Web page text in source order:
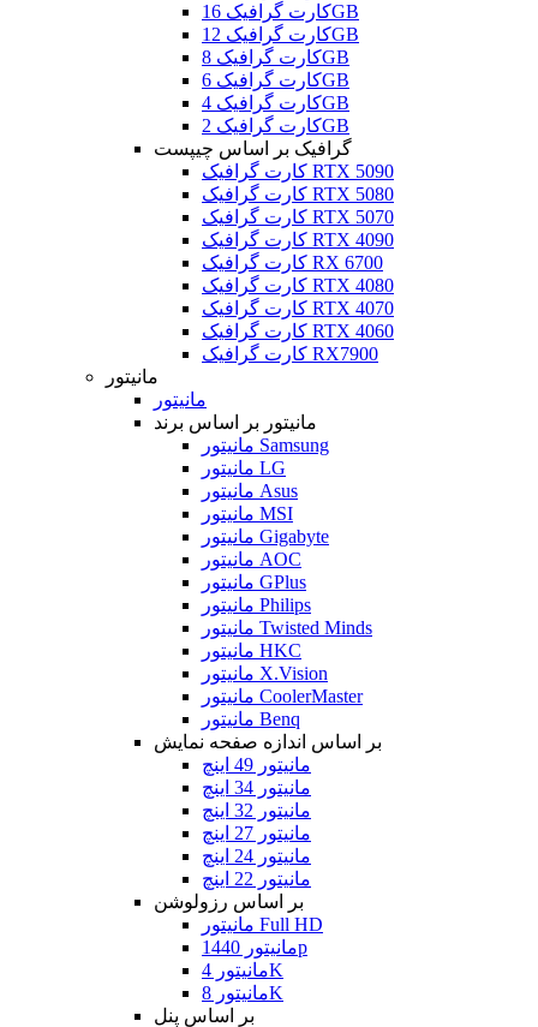
کارت گرافیک 16GB
کارت گرافیک 12GB
کارت گرافیک 8GB
کارت گرافیک 6GB
کارت گرافیک 4GB
کارت گرافیک 2GB
گرافیک بر اساس چیپست
کارت گرافیک RTX 5090
کارت گرافیک RTX 5080
کارت گرافیک RTX 5070
کارت گرافیک RTX 4090
کارت گرافیک RX 6700
کارت گرافیک RTX 4080
کارت گرافیک RTX 4070
کارت گرافیک RTX 4060
کارت گرافیک RX7900
مانیتور
مانیتور
مانیتور بر اساس برند
مانیتور Samsung
مانیتور LG
مانیتور Asus
مانیتور MSI
مانیتور Gigabyte
مانیتور AOC
مانیتور GPlus
مانیتور Philips
مانیتور Twisted Minds
مانیتور HKC
مانیتور X.Vision
مانیتور CoolerMaster
مانیتور Benq
بر اساس اندازه صفحه نمایش
مانیتور 49 اینچ
مانیتور 34 اینچ
مانیتور 32 اینچ
مانیتور 27 اینچ
مانیتور 24 اینچ
مانیتور 22 اینچ
بر اساس رزولوشن
مانیتور Full HD
مانیتور 1440p
مانیتور 4K
مانیتور 8K
بر اساس پنل